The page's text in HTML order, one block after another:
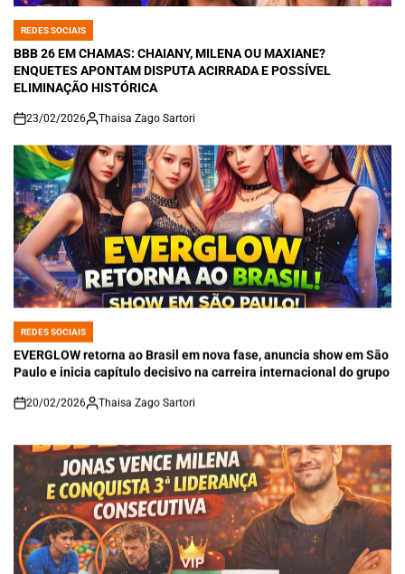
POSTED
IN
REDES SOCIAIS
BBB 26 EM CHAMAS: CHAIANY, MILENA OU MAXIANE?
ENQUETES APONTAM DISPUTA ACIRRADA E POSSÍVEL
ELIMINAÇÃO HISTÓRICA
on
23/02/2026 Thaisa Zago Sartori
POSTED
IN
REDES SOCIAIS
EVERGLOW retorna ao Brasil em nova fase, anuncia show em São
Paulo e inicia capítulo decisivo na carreira internacional do grupo
on
20/02/2026 Thaisa Zago Sartori